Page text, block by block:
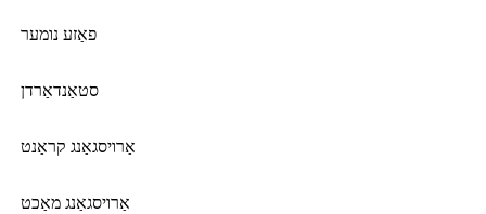
פאַזע נומער
סטאַנדאַרדן
אַרויסגאַנג קראַנט
אַרויסגאַנג מאַכט